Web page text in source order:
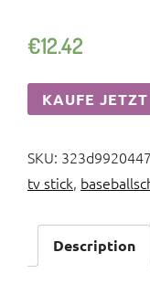
€12.42
KAUFE JETZT
SKU:
tv stick,
Description